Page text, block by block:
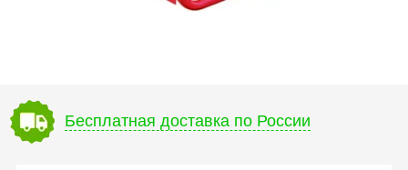
Бесплатная доставка по России